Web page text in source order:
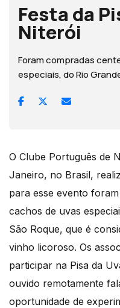
Festa da
Niterói
Foram compradas
especiais, do Rio
O Clube Português de
Janeiro, no Brasil,
para esse evento
cachos de uvas
São Roque, que é
vinho licoroso. Os
participar na Pisa da
ouvido remotamente
oportunidade de